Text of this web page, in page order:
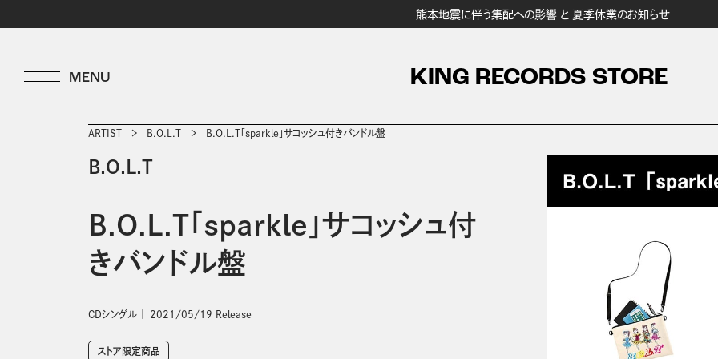
熊本地震に伴う集配への影響 と 夏季休業のお知らせ
KING RECORDS STORE
ARTIST B.O.L.T B.O.L.T「sparkle」サコッシュ付きバンドル盤
B.O.L.T
B.O.L.T「sparkle」サコッシュ付
きバンドル盤
CDシングル 2021/05/19 Release
ストア限定商品